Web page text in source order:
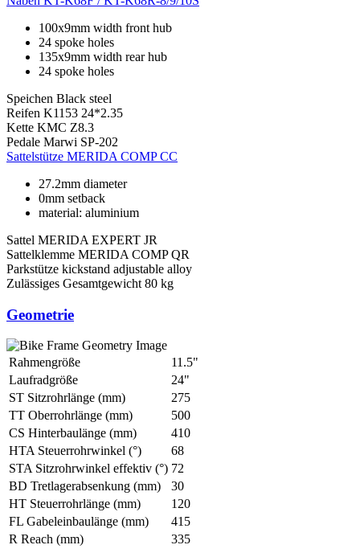
100x9mm width front hub
24 spoke holes
135x9mm width rear hub
24 spoke holes
Speichen Black steel
Reifen K1153 24*2.35
Kette KMC Z8.3
Pedale Marwi SP-202
Sattelstütze MERIDA COMP CC
27.2mm diameter
0mm setback
material: aluminium
Sattel MERIDA EXPERT JR
Sattelklemme MERIDA COMP QR
Parkstütze kickstand adjustable alloy
Zulässiges Gesamtgewicht 80 kg
Geometrie
Rahmengröße
11.5"
Laufradgröße
24"
ST Sitzrohrlänge (mm)
275
TT Oberrohrlänge (mm)
500
CS Hinterbaulänge (mm)
410
HTA Steuerrohrwinkel (°)
68
STA Sitzrohrwinkel effektiv (°) 72
BD Tretlagerabsenkung (mm)
30
HT Steuerrohrlänge (mm)
120
FL Gabeleinbaulänge (mm)
415
R Reach (mm)
335